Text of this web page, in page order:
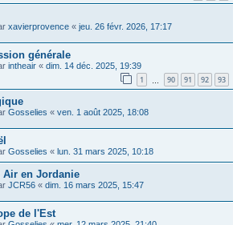
xavierprovence « jeu. 26 févr. 2026, 17:17
générale
intheair « dim. 14 déc. 2025, 19:39
1 90 91 92 93
Gosselies « ven. 1 août 2025, 18:08
Gosselies « lun. 31 mars 2025, 10:18
Air en Jordanie
JCR56 « dim. 16 mars 2025, 15:47
de l'Est